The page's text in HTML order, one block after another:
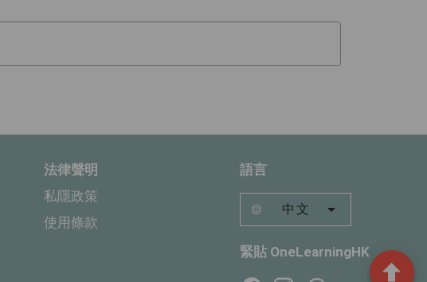
法律聲明
私隱政策
使用條款
語言
中文
緊貼 OneLearningHK